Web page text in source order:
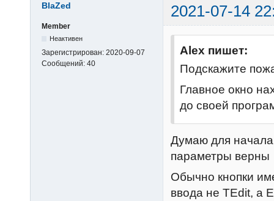
    message(
hEdit
if hEdit
end
end
BlaZed 2021-07-14
Member
Неактивен
Зарегистрирован: 2020-09-07
Сообщений: 40
Alex пишет:
Подскажите
Главное окно
до своей
Думаю для
параметры верны
Обычно кнопки
ввода не TEdit, а